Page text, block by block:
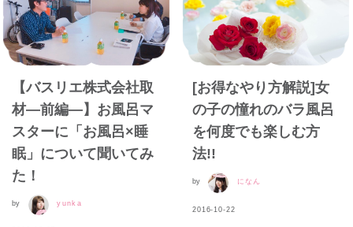
【バスリエ株式会社取
材—前編—】お風呂マ
スターに「お風呂×睡
眠」について聞いてみ
た！
by yunka
[お得なやり方解説]女
の子の憧れのバラ風呂
を何度でも楽しむ方
法!!
by になん
2016-10-22